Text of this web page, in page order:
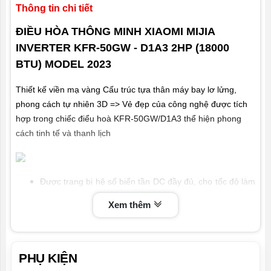
Tổng
Điện năng
tiêu thu
3.88KW/h
Công suất
lạnh định
5000W
sưởi định
tiêu thụ làm
Thông tin chi tiết
ĐIỀU HÒA THÔNG MINH XIAOMI MIJIA
INVERTER KFR-50GW - D1A3 2HP (18000
BTU) MODEL 2023
Thiết kế viền mạ vàng Cấu trúc tựa thân máy bay lơ lửng,
phong cách tự nhiên 3D => Vẻ đẹp của công nghệ được tích
hợp trong chiếc điểu hoà KFR-50GW/D1A3 thể hiện phong
cách tinh tế và thanh lịch
Được trang bị hệ số biến tần DC đầy đủ, cho tốc độ làm
nóng và mát nhanh hơn mà không cần chờ đợi , 2 công
suất mạnh mẽ à Hiệu ứng quét bao phủ toàn bộ phòng
( ghi chú: Biến tần DC áp dụng công nghệ bánh xe gió
đường kính lớn điều hoà không khí và thiết kế hệ thống
Xem thêm
PHỤ KIỆN